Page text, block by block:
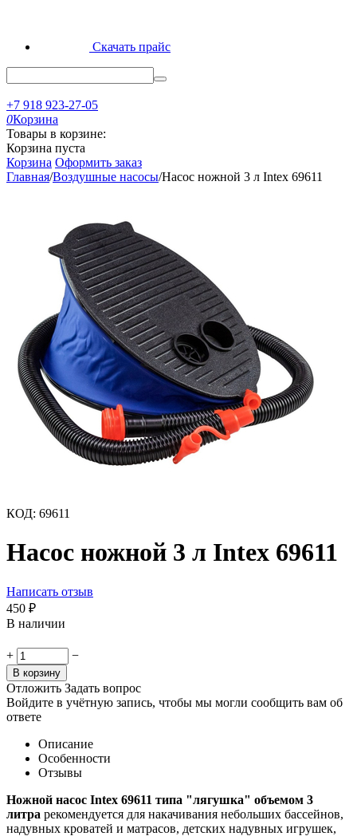
Скачать прайс
+7 918 923-27-05
0Корзина
Товары в корзине:
Корзина пуста
Корзина Оформить заказ
Главная/Воздушные насосы/Насос ножной 3 л Intex 69611
КОД: 69611
Насос ножной 3 л Intex 69611
Написать отзыв
450 ₽
В наличии
+ −
В корзину
Отложить Задать вопрос
Войдите в учётную запись, чтобы мы могли сообщить вам об
ответе
Описание
Особенности
Отзывы
Ножной насос Intex 69611 типа "лягушка" объемом 3
литра рекомендуется для накачивания небольших бассейнов,
надувных кроватей и матрасов, детских надувных игрушек,